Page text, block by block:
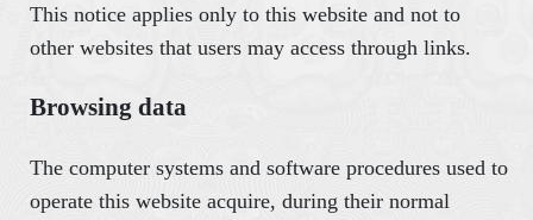
This notice applies only to this website and not to
other websites that users may access through links.
Browsing data
The computer systems and software procedures used to
operate this website acquire, during their normal